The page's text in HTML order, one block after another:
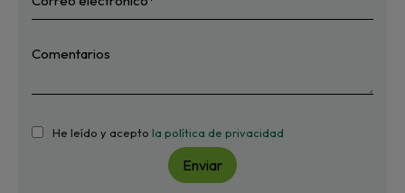
He leído y acepto la política de privacidad
Enviar